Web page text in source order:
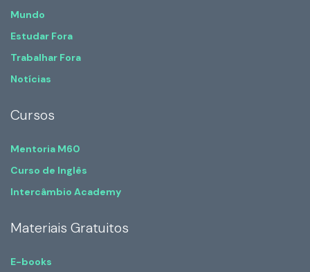
Mundo
Estudar Fora
Trabalhar Fora
Notícias
Cursos
Mentoria M60
Curso de Inglês
Intercâmbio Academy
Materiais Gratuitos
E-books